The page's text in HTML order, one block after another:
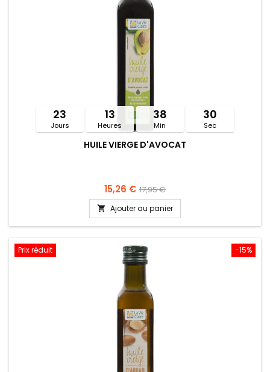
23
Jours
13
Heures
38
Min
30
Sec
HUILE VIERGE D'AVOCAT
15,26 € 17,95 €
 Ajouter au panier
-15%
Prix réduit